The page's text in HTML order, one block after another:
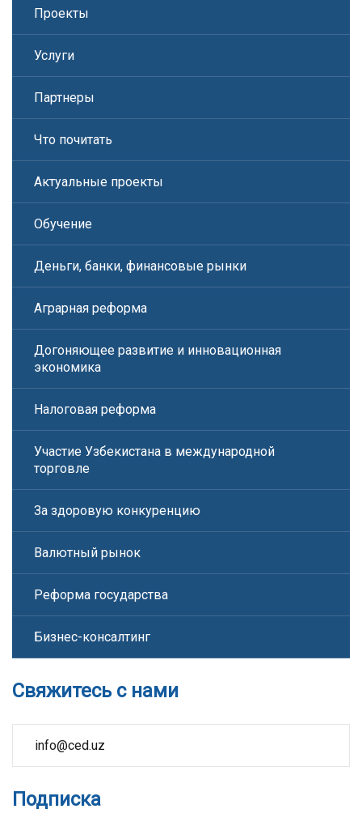
Проекты
Услуги
Партнеры
Что почитать
Актуальные проекты
Обучение
Деньги, банки, финансовые рынки
Аграрная реформа
Догоняющее развитие и инновационная
экономика
Налоговая реформа
Участие Узбекистана в международной
торговле
За здоровую конкуренцию
Валютный рынок
Реформа государства
Бизнес-консалтинг
Свяжитесь с нами
info@ced.uz
Подписка